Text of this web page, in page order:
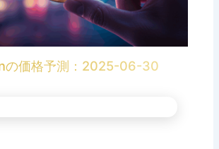
の価格予測：2025-06-30